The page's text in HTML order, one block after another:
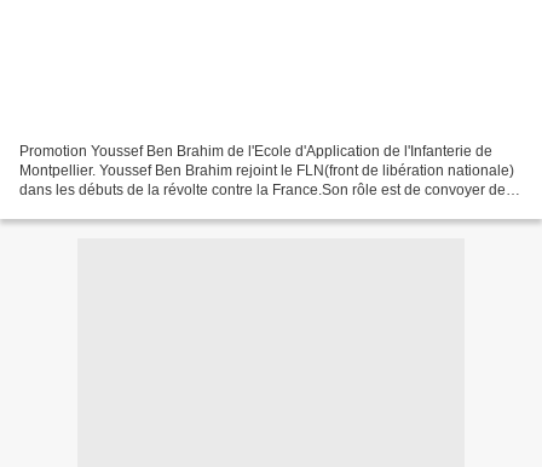
Promotion Youssef Ben Brahim de l'Ecole d'Application de l'Infanterie de
Montpellier. Youssef Ben Brahim rejoint le FLN(front de libération nationale)
dans les débuts de la révolte contre la France.Son rôle est de convoyer des